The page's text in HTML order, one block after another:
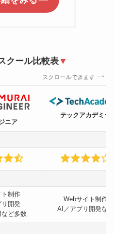
クール比較表 ▼
スクロールできます
ニア
テックアカデミー
ト制作
開発
ど多数
Webサイト制作
AI／アプリ開発など